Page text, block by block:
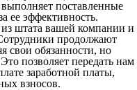
поставленные
ее эффективность.
штата вашей компании и
продолжают
свои обязанности, но
позволяет передать нам
заработной платы,
взносов.